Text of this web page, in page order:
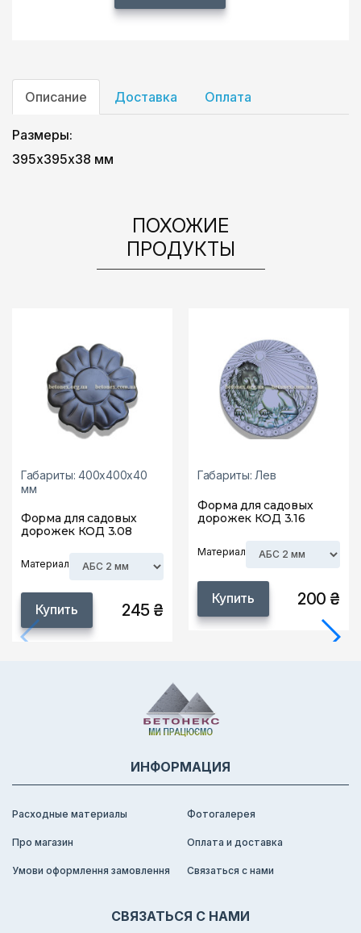
Описание Доставка Оплата
Размеры:
395х395х38 мм
ПОХОЖИЕ
ПРОДУКТЫ
Габариты: 400х400х40
мм
Форма для садовых
дорожек КОД 3.08
Материал
Купить 245 ₴
Габариты: Лев
Форма для садовых
дорожек КОД 3.16
Материал
Купить 200 ₴
ИНФОРМАЦИЯ
Расходные материалы Фотогалерея
Про магазин Оплата и доставка
Умови оформлення замовлення Связаться с нами
СВЯЗАТЬСЯ С НАМИ